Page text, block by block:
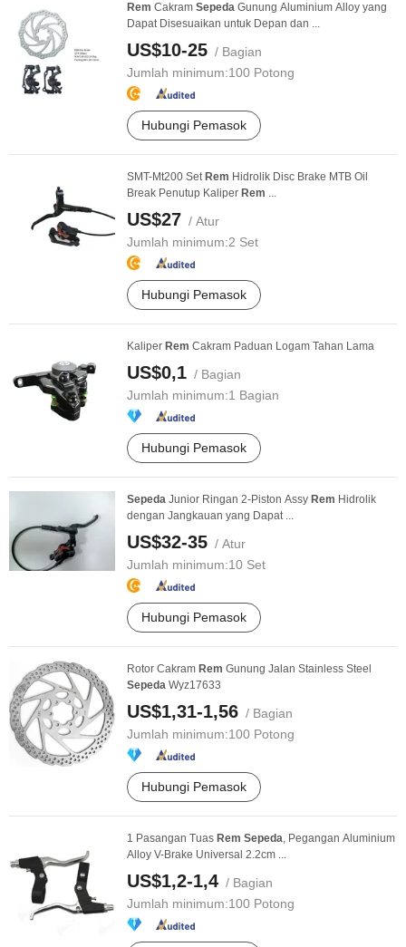
Rem Cakram Sepeda Gunung Aluminium Alloy yang
Dapat Disesuaikan untuk Depan dan ...
US$10-25 / Bagian
Jumlah minimum:100 Potong
Hubungi Pemasok
SMT-Mt200 Set Rem Hidrolik Disc Brake MTB Oil
Break Penutup Kaliper Rem ...
US$27 / Atur
Jumlah minimum:2 Set
Hubungi Pemasok
Kaliper Rem Cakram Paduan Logam Tahan Lama
US$0,1 / Bagian
Jumlah minimum:1 Bagian
Hubungi Pemasok
Sepeda Junior Ringan 2-Piston Assy Rem Hidrolik
dengan Jangkauan yang Dapat ...
US$32-35 / Atur
Jumlah minimum:10 Set
Hubungi Pemasok
Rotor Cakram Rem Gunung Jalan Stainless Steel
Sepeda Wyz17633
US$1,31-1,56 / Bagian
Jumlah minimum:100 Potong
Hubungi Pemasok
1 Pasangan Tuas Rem Sepeda, Pegangan Aluminium
Alloy V-Brake Universal 2.2cm ...
US$1,2-1,4 / Bagian
Jumlah minimum:100 Potong